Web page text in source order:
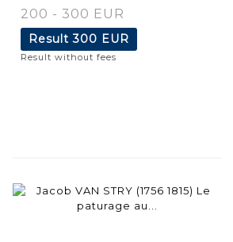
200 - 300 EUR
Result300 EUR
Result without fees